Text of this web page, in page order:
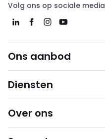
Volg ons op sociale media
Ons aanbod
Diensten
Over ons